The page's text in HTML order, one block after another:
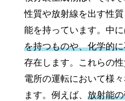
性質や放射線を出す性
能を持っています。中
を持つものや、化学的
存在します。これらの
電所の運転において様
ます。例えば、放射能